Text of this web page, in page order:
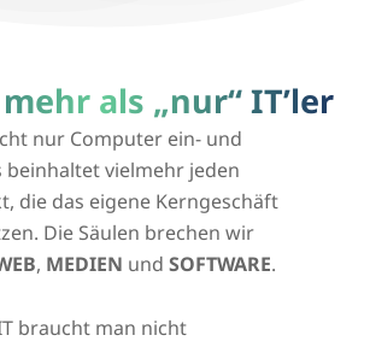
als „nur“ IT’ler
nur Computer ein- und
beinhaltet vielmehr jeden
die das eigene Kerngeschäft
Die Säulen brechen wir
, MEDIEN undSOFTWARE.
braucht man nicht